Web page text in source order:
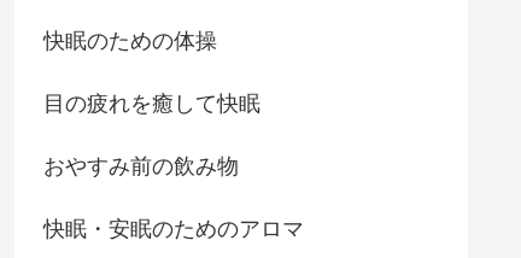
快眠のための体操
目の疲れを癒して快眠
おやすみ前の飲み物
快眠・安眠のためのアロマ